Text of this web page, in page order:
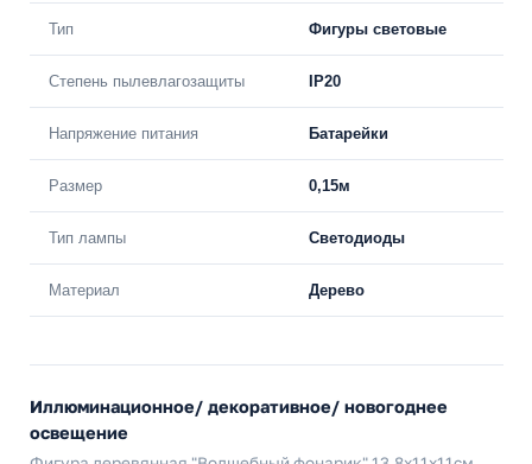
Тип Фигуры световые
Степень пылевлагозащиты IP20
Напряжение питания Батарейки
Размер 0,15м
Тип лампы Светодиоды
Материал Дерево
Иллюминационное/ декоративное/ новогоднее
освещение